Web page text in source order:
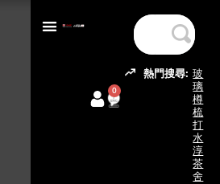
熱門搜尋: 玻
璃
樽
梳
打
水
淳
茶
舍
0